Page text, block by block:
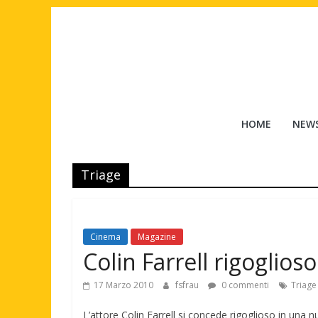
Tuttouomini
Cinema,
Motori,
news
maschile
HOME
Triage
Cinema Magazine
Colin Farrell
17 Marzo 2010 fsfrau 0 commenti Triage
L’attore Colin Farrell si concede rigoglioso in una